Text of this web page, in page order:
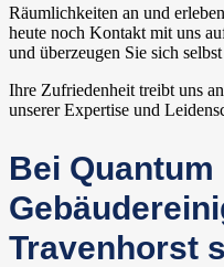
Räumlichkeiten an und
heute noch Kontakt mit uns
und überzeugen Sie sich
Ihre Zufriedenheit treibt uns
unserer Expertise und
Bei Quantum
Travenhorst